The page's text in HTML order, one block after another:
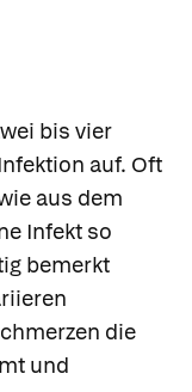
bis vier
auf. Oft
aus dem
Infekt so
bemerkt
die
und